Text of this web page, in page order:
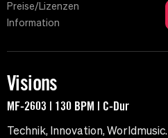
Preise/Lizenzen
Information
Visions
MF-2603 | 130 BPM | C-Dur
Technik, Innovation, Worldmusic.